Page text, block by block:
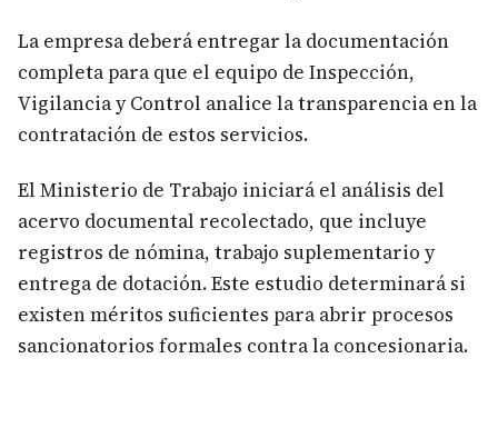
La empresa deberá entregar la documentación
completa para que el equipo de Inspección,
Vigilancia y Control analice la transparencia en la
contratación de estos servicios.
El Ministerio de Trabajo iniciará el análisis del
acervo documental recolectado, que incluye
registros de nómina, trabajo suplementario y
entrega de dotación. Este estudio determinará si
existen méritos suficientes para abrir procesos
sancionatorios formales contra la concesionaria.